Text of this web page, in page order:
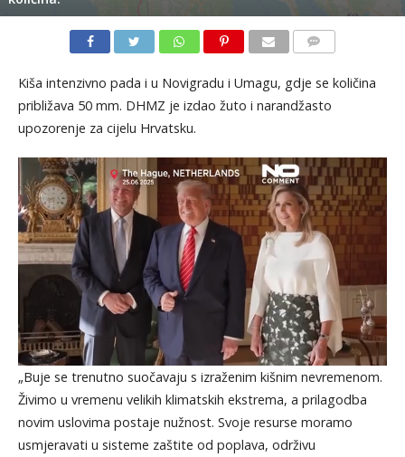
Kiša intenzivno pada i u Novigradu i Umagu, gdje se količina
približava 50 mm. DHMZ je izdao žuto i narandžasto
upozorenje za cijelu Hrvatsku.
„Buje se trenutno suočavaju s izraženim kišnim nevremenom.
Živimo u vremenu velikih klimatskih ekstrema, a prilagodba
novim uslovima postaje nužnost. Svoje resurse moramo
usmjeravati u sisteme zaštite od poplava, održivu